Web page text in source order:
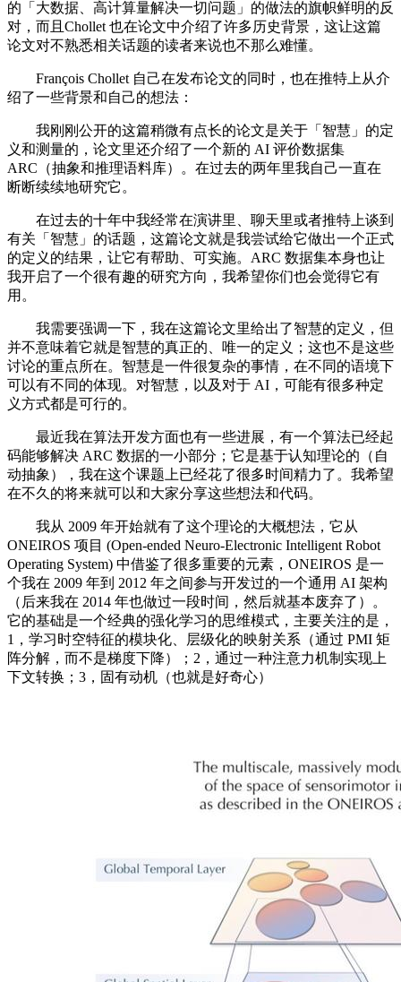
的「大数据、高计算量解决一切问题」的做法的旗帜鲜明的反
对，而且Chollet 也在论文中介绍了许多历史背景，这让这篇
论文对不熟悉相关话题的读者来说也不那么难懂。
François Chollet 自己在发布论文的同时，也在推特上从介
绍了一些背景和自己的想法：
我刚刚公开的这篇稍微有点长的论文是关于「智慧」的定
义和测量的，论文里还介绍了一个新的 AI 评价数据集
ARC（抽象和推理语料库）。在过去的两年里我自己一直在
断断续续地研究它。
在过去的十年中我经常在演讲里、聊天里或者推特上谈到
有关「智慧」的话题，这篇论文就是我尝试给它做出一个正式
的定义的结果，让它有帮助、可实施。ARC 数据集本身也让
我开启了一个很有趣的研究方向，我希望你们也会觉得它有
用。
我需要强调一下，我在这篇论文里给出了智慧的定义，但
并不意味着它就是智慧的真正的、唯一的定义；这也不是这些
讨论的重点所在。智慧是一件很复杂的事情，在不同的语境下
可以有不同的体现。对智慧，以及对于 AI，可能有很多种定
义方式都是可行的。
最近我在算法开发方面也有一些进展，有一个算法已经起
码能够解决 ARC 数据的一小部分；它是基于认知理论的（自
动抽象），我在这个课题上已经花了很多时间精力了。我希望
在不久的将来就可以和大家分享这些想法和代码。
我从 2009 年开始就有了这个理论的大概想法，它从
ONEIROS 项目 (Open-ended Neuro-Electronic Intelligent Robot
Operating System) 中借鉴了很多重要的元素，ONEIROS 是一
个我在 2009 年到 2012 年之间参与开发过的一个通用 AI 架构
（后来我在 2014 年也做过一段时间，然后就基本废弃了）。
它的基础是一个经典的强化学习的思维模式，主要关注的是，
1，学习时空特征的模块化、层级化的映射关系（通过 PMI 矩
阵分解，而不是梯度下降）；2，通过一种注意力机制实现上
下文转换；3，固有动机（也就是好奇心）